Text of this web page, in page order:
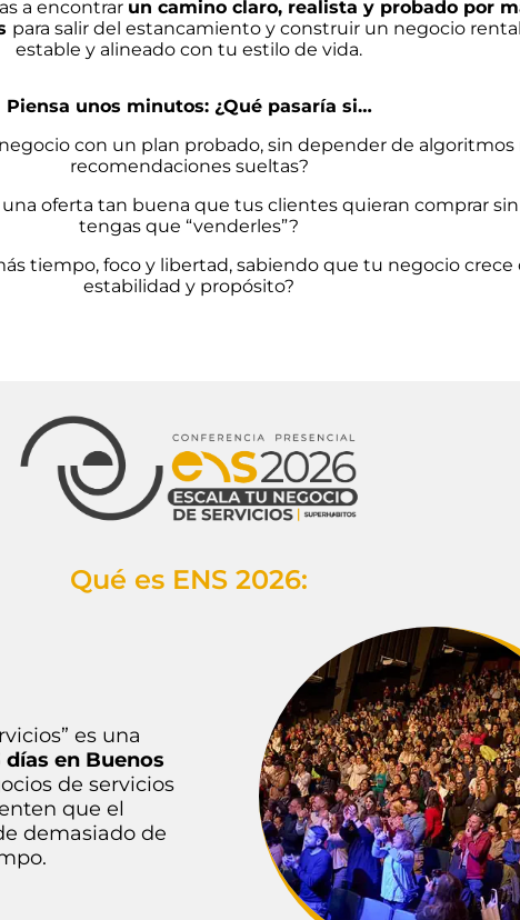
a encontrar un camino claro, realista y probado por
para salir del estancamiento y construir un negocio
estable y alineado con tu estilo de vida.
Piensa unos minutos: ¿Qué pasaría si…
con un plan probado, sin depender de algoritmos
recomendaciones sueltas?
una oferta tan buena que tus clientes quieran comprar
tengas que “venderles”?
tiempo, foco y libertad, sabiendo que tu negocio crece
estabilidad y propósito?
Qué es ENS 2026:
es una
días en Buenos
de servicios
que el
demasiado de
.